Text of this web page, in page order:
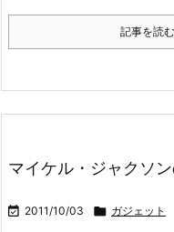
記事を読む
マイケル・ジャクソ
 2011/10/03  ガジェット